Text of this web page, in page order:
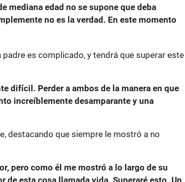
mediana edad no se supone que deba
no es la verdad. En este momento
es complicado, y tendrá que superar este
difícil. Perder a ambos de la manera en que
increíblemente desamparante y una
destacando que siempre le mostró a no
pero como él me mostró a lo largo de su
de esta cosa llamada vida. Superaré esto. Un